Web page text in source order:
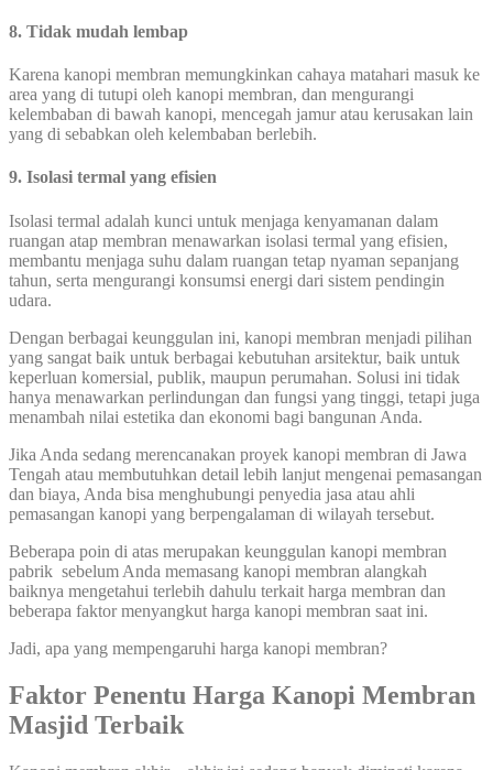
8. Tidak mudah lembap
Karena kanopi membran memungkinkan cahaya matahari masuk ke
area yang di tutupi oleh kanopi membran, dan mengurangi
kelembaban di bawah kanopi, mencegah jamur atau kerusakan lain
yang di sebabkan oleh kelembaban berlebih.
9. Isolasi termal yang efisien
Isolasi termal adalah kunci untuk menjaga kenyamanan dalam
ruangan atap membran menawarkan isolasi termal yang efisien,
membantu menjaga suhu dalam ruangan tetap nyaman sepanjang
tahun, serta mengurangi konsumsi energi dari sistem pendingin
udara.
Dengan berbagai keunggulan ini, kanopi membran menjadi pilihan
yang sangat baik untuk berbagai kebutuhan arsitektur, baik untuk
keperluan komersial, publik, maupun perumahan. Solusi ini tidak
hanya menawarkan perlindungan dan fungsi yang tinggi, tetapi juga
menambah nilai estetika dan ekonomi bagi bangunan Anda.
Jika Anda sedang merencanakan proyek kanopi membran di Jawa
Tengah atau membutuhkan detail lebih lanjut mengenai pemasangan
dan biaya, Anda bisa menghubungi penyedia jasa atau ahli
pemasangan kanopi yang berpengalaman di wilayah tersebut.
Beberapa poin di atas merupakan keunggulan kanopi membran
pabrik sebelum Anda memasang kanopi membran alangkah
baiknya mengetahui terlebih dahulu terkait harga membran dan
beberapa faktor menyangkut harga kanopi membran saat ini.
Jadi, apa yang mempengaruhi harga kanopi membran?
Faktor Penentu Harga Kanopi Membran
Masjid Terbaik